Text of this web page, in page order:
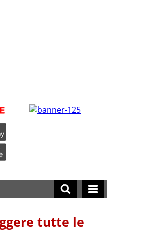
tutte le